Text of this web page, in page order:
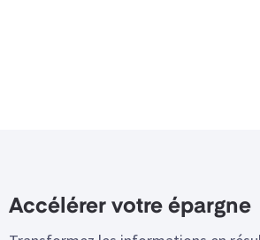
Accélérer votre épargne